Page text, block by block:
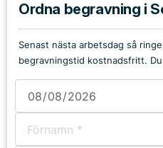
Ordna begravning i
Senast nästa arbetsdag så
begravningstid kostnadsfritt.